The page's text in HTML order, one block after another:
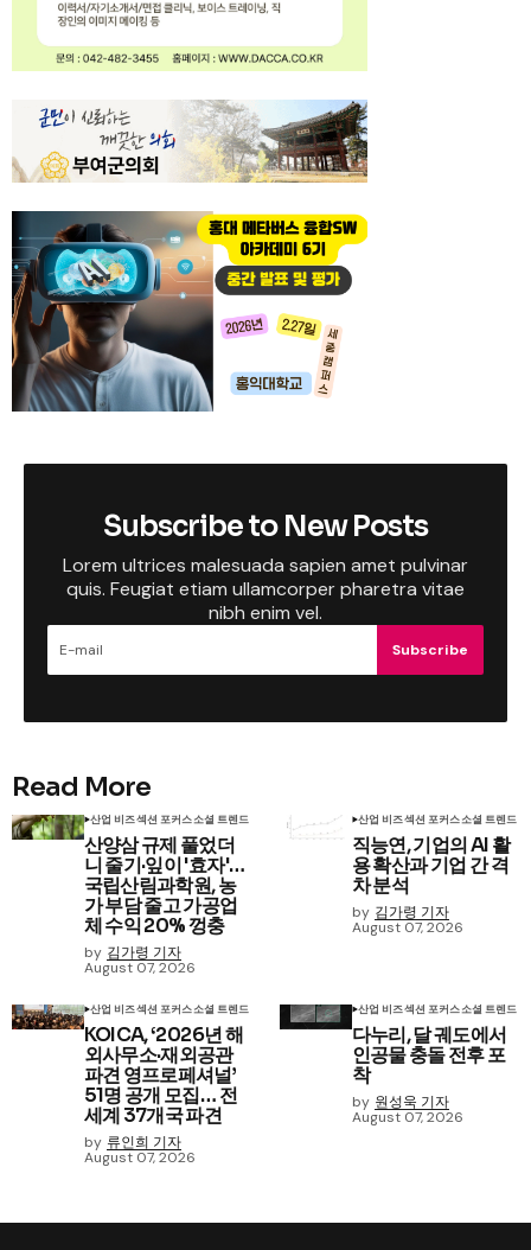
Subscribe to New Posts
Lorem ultrices malesuada sapien amet pulvinar
quis. Feugiat etiam ullamcorper pharetra vitae
nibh enim vel.
Subscribe
Read More
산업 비즈섹션 포커스소셜 트렌드
산양삼 규제 풀었더
니 줄기·잎이 '효자'…
국립산림과학원, 농
가 부담 줄고 가공업
체 수익 20% 껑충
by 김가령 기자
August 07, 2026
산업 비즈섹션 포커스소셜 트렌드
직능연, 기업의 AI 활
용 확산과 기업 간 격
차 분석
by 김가령 기자
August 07, 2026
산업 비즈섹션 포커스소셜 트렌드
KOICA, ‘2026년 해
외사무소·재외공관
파견 영프로페셔널’
51명 공개 모집… 전
세계 37개국 파견
by 류인희 기자
August 07, 2026
산업 비즈섹션 포커스소셜 트렌드
다누리, 달 궤도에서
인공물 충돌 전후 포
착
by 원성욱 기자
August 07, 2026